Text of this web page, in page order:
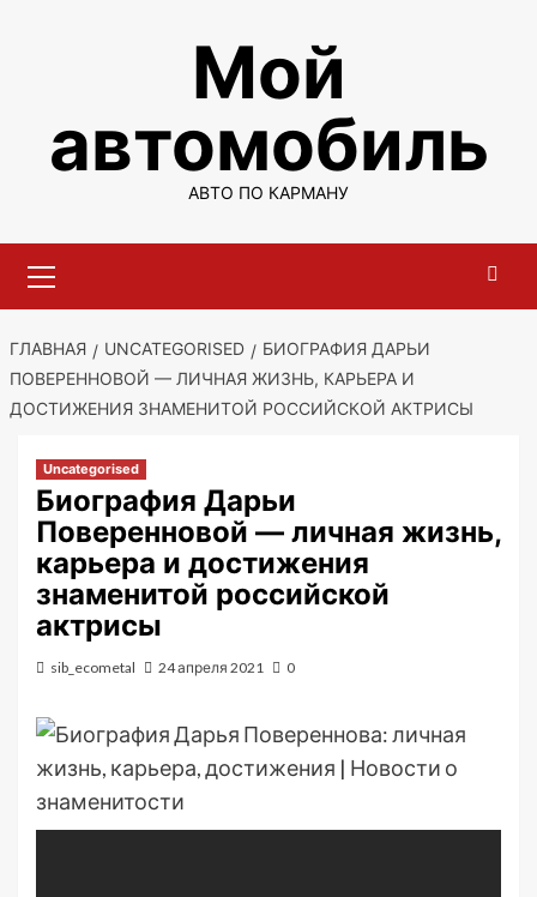
Мой
автомобиль
АВТО ПО КАРМАНУ
меню
ГЛАВНАЯ UNCATEGORISED
БИОГРАФИЯ ДАРЬИ
ПОВЕРЕННОВОЙ — ЛИЧНАЯ ЖИЗНЬ, КАРЬЕРА И
ДОСТИЖЕНИЯ ЗНАМЕНИТОЙ РОССИЙСКОЙ АКТРИСЫ
Uncategorised
Биография Дарьи
Поверенновой — личная жизнь,
карьера и достижения
знаменитой российской
актрисы
sib_ecometal 24 апреля 2021 0